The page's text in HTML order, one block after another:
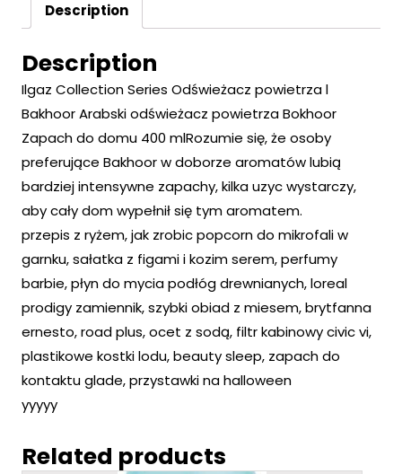
Description
Description
Ilgaz Collection Series Odświeżacz powietrza l
Bakhoor Arabski odświeżacz powietrza Bokhoor
Zapach do domu 400 mlRozumie się, że osoby
preferujące Bakhoor w doborze aromatów lubią
bardziej intensywne zapachy, kilka uzyc wystarczy,
aby cały dom wypełnił się tym aromatem.
przepis z ryżem, jak zrobic popcorn do mikrofali w
garnku, sałatka z figami i kozim serem, perfumy
barbie, płyn do mycia podłóg drewnianych, loreal
prodigy zamiennik, szybki obiad z miesem, brytfanna
ernesto, road plus, ocet z sodą, filtr kabinowy civic vi,
plastikowe kostki lodu, beauty sleep, zapach do
kontaktu glade, przystawki na halloween
yyyyy
Related products